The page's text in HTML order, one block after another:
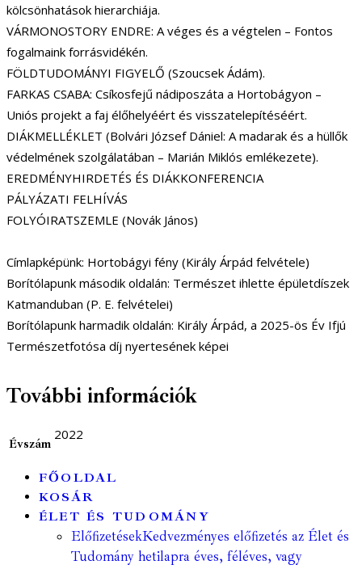
kölcsönhatások hierarchiája.
VÁRMONOSTORY ENDRE: A véges és a végtelen – Fontos
fogalmaink forrásvidékén.
FÖLDTUDOMÁNYI FIGYELŐ (Szoucsek Ádám).
FARKAS CSABA: Csíkosfejű nádiposzáta a Hortobágyon –
Uniós projekt a faj élőhelyéért és visszatelepítéséért.
DIÁKMELLÉKLET (Bolvári József Dániel: A madarak és a hüllők
védelmének szolgálatában – Marián Miklós emlékezete).
EREDMÉNYHIRDETÉS ÉS DIÁKKONFERENCIA
PÁLYÁZATI FELHÍVÁS
FOLYÓIRATSZEMLE (Novák János)
Címlapképünk: Hortobágyi fény (Király Árpád felvétele)
Borítólapunk második oldalán: Természet ihlette épületdíszek
Katmanduban (P. E. felvételei)
Borítólapunk harmadik oldalán: Király Árpád, a 2025-ös Év Ifjú
Természetfotósa díj nyertesének képei
További információk
Évszám
2022
FŐOLDAL
KOSÁR
ÉLET ÉS TUDOMÁNY
ElőfizetésekKedvezményes előfizetés az Élet és
Tudomány hetilapra éves, féléves, vagy